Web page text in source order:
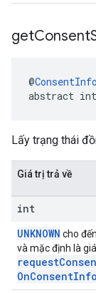
getConsent
@
abstract int
Lấy trạng thái
Giá trị trả về
int
UNKNOWN cho
và mặc định là